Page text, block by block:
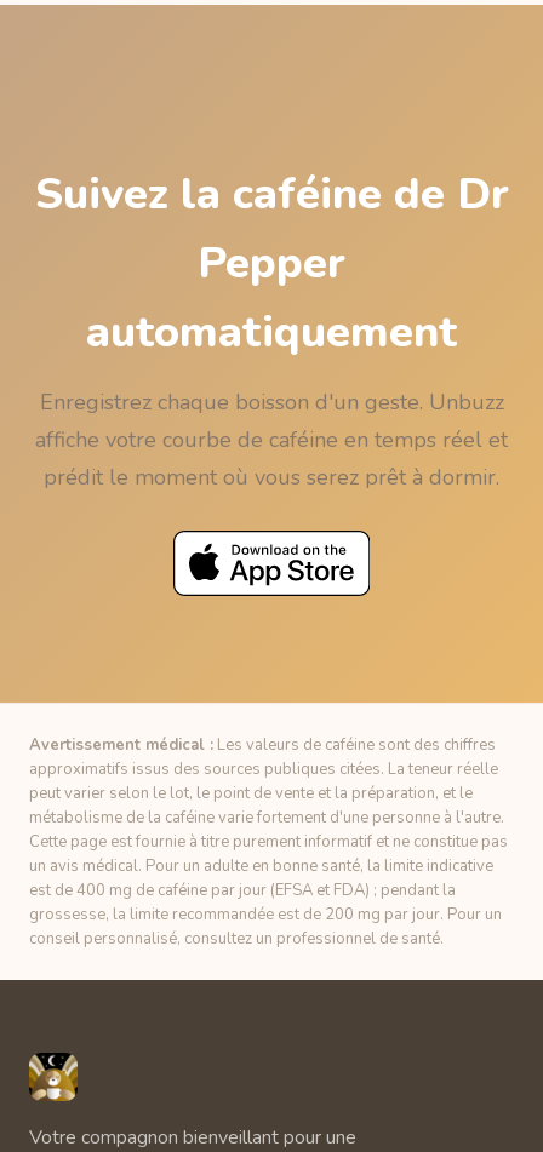
Suivez la caféine de Dr
Pepper
automatiquement
Enregistrez chaque boisson d'un geste. Unbuzz
affiche votre courbe de caféine en temps réel et
prédit le moment où vous serez prêt à dormir.
Avertissement médical : Les valeurs de caféine sont des chiffres
approximatifs issus des sources publiques citées. La teneur réelle
peut varier selon le lot, le point de vente et la préparation, et le
métabolisme de la caféine varie fortement d'une personne à l'autre.
Cette page est fournie à titre purement informatif et ne constitue pas
un avis médical. Pour un adulte en bonne santé, la limite indicative
est de 400 mg de caféine par jour (EFSA et FDA) ; pendant la
grossesse, la limite recommandée est de 200 mg par jour. Pour un
conseil personnalisé, consultez un professionnel de santé.
Votre compagnon bienveillant pour une